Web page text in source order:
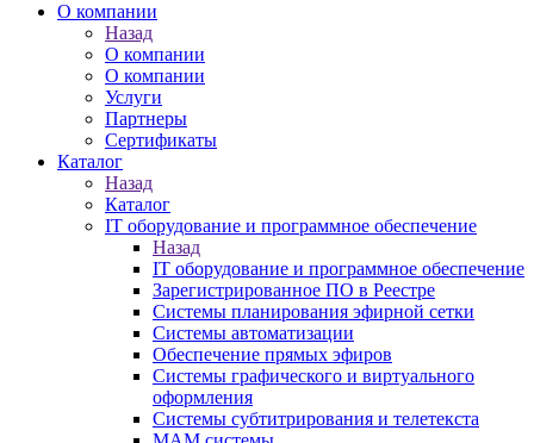
О компании
Назад
О компании
О компании
Услуги
Партнеры
Сертификаты
Каталог
Назад
Каталог
IT оборудование и программное обеспечение
Назад
IT оборудование и программное обеспечение
Зарегистрированное ПО в Реестре
Системы планирования эфирной сетки
Системы автоматизации
Обеспечение прямых эфиров
Системы графического и виртуального
оформления
Системы субтитрирования и телетекста